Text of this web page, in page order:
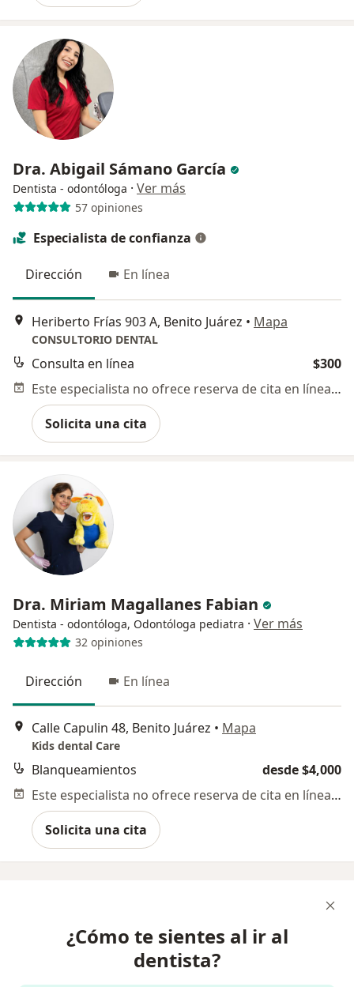
Dra. Abigail Sámano García
Dentista - odontóloga · Ver más
57 opiniones
Especialista de confianza
Dirección En línea
Heriberto Frías 903 A, Benito Juárez • Mapa
CONSULTORIO DENTAL
Consulta en línea
$300
Este especialista no ofrece reserva de cita en línea en esta dirección.
Solicita una cita
Dra. Miriam Magallanes Fabian
Dentista - odontóloga, Odontóloga pediatra · Ver más
32 opiniones
Dirección En línea
Calle Capulin 48, Benito Juárez • Mapa
Kids dental Care
Blanqueamientos
desde $4,000
Este especialista no ofrece reserva de cita en línea en esta dirección.
Solicita una cita
¿Cómo te sientes al ir al
dentista?